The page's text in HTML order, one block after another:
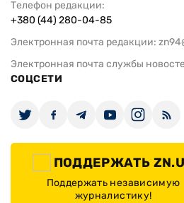
Телефон редакции:
+380 (44) 280-04-85
Электронная почта редакции:
Электронная почта службы
СОЦСЕТИ
ПОДДЕРЖАТЬ
Поддержать независимую
журналистику!